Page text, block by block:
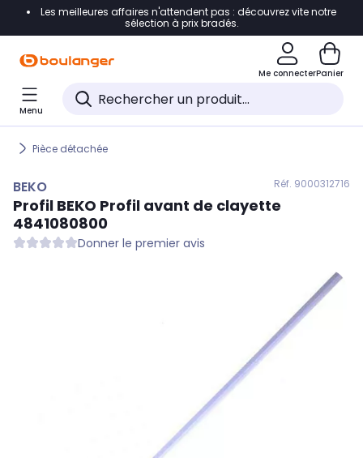
Accéder directement à la navigation
Accéder directement au pied de page
Accéder directement au chatbot
Les meilleures affaires n'attendent pas : découvrez vite notre
sélection à prix bradés.
Me connecterPanier
Menu
Pièce détachée
BEKO Réf. 9000312716
Profil BEKO Profil avant de clayette
4841080800
Donner le premier avis